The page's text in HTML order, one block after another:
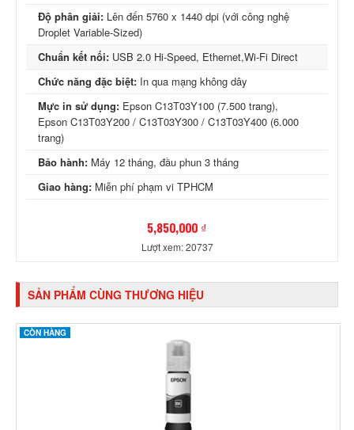
Độ phân giải: Lên đến 5760 x 1440 dpi (với công nghệ
Droplet Variable-Sized)
Chuẩn kết nối: USB 2.0 Hi-Speed, Ethernet,Wi-Fi Direct
Chức năng đặc biệt: In qua mạng không dây
Mực in sử dụng: Epson C13T03Y100 (7.500 trang),
Epson C13T03Y200 / C13T03Y300 / C13T03Y400 (6.000
trang)
Bảo hành: Máy 12 tháng, đầu phun 3 tháng
Giao hàng: Miễn phí phạm vi TPHCM
5,850,000 ₫
Lượt xem: 20737
SẢN PHẨM CÙNG THƯƠNG HIỆU
CÒN HÀNG